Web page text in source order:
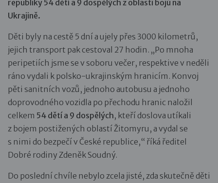
republiky 54 dětí a 9 dospělých z oblasti bojů na
Ukrajině.
Děti byly na cestě 5 dní a ujely přes 3000 kilometrů,
jejich transport pak cestoval 27 hodin. „Po mnoha
peripetiích jsme se v soboru večer, respektive v neděli
ráno vydali k polsko-ukrajinským hranicím. Konvoj
pěti sanitních vozů, jednoho autobusu a jednoho
doprovodného vozidla po přechodu hranic naložil
celkem 54 dětí a 9 dospělých, kteří doslova utíkali
z bojem postižených oblastí Žitomyru, a vydal se
s nimi do bezpečí v České republice,“ říká ředitel
Dobré rodiny Zdeněk Soudný.
Do poslední chvíle nebylo zcela jisté, zda skutečně děti